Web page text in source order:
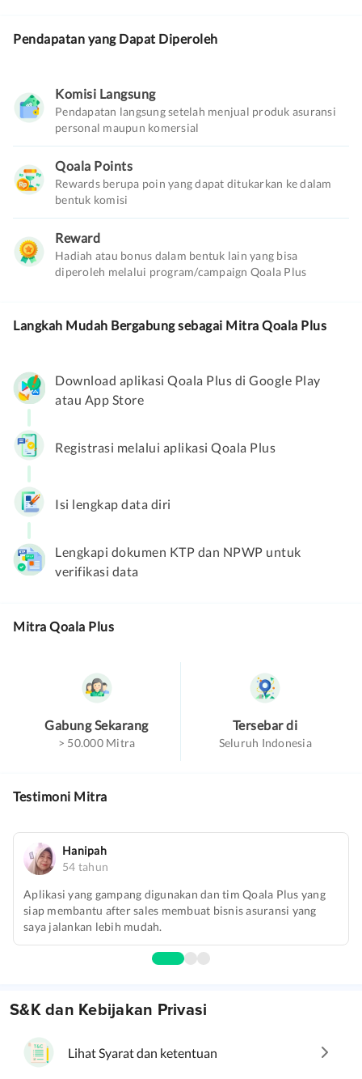
Pendapatan yang Dapat Diperoleh
Komisi Langsung
Pendapatan langsung setelah menjual produk asuransi
personal maupun komersial
Qoala Points
Rewards berupa poin yang dapat ditukarkan ke dalam
bentuk komisi
Reward
Hadiah atau bonus dalam bentuk lain yang bisa
diperoleh melalui program/campaign Qoala Plus
Langkah Mudah Bergabung sebagai Mitra Qoala Plus
Download aplikasi Qoala Plus di Google Play
atau App Store
Registrasi melalui aplikasi Qoala Plus
Isi lengkap data diri
Lengkapi dokumen KTP dan NPWP untuk
verifikasi data
Mitra Qoala Plus
Gabung Sekarang
> 50.000 Mitra
Tersebar di
Seluruh Indonesia
Testimoni Mitra
Hanipah
54 tahun
Aplikasi yang gampang digunakan dan tim Qoala Plus yang
siap membantu after sales membuat bisnis asuransi yang
saya jalankan lebih mudah.
0 1 2
S&K dan Kebijakan Privasi
Lihat Syarat dan ketentuan
Ok
Kenali Lebih Lanjut Perlindungan Mobil
Tutup